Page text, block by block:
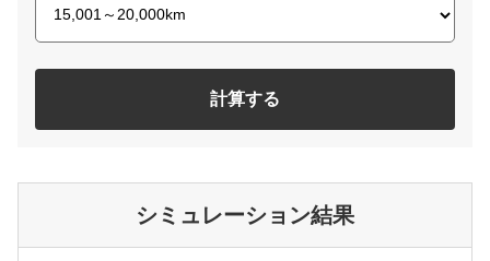
計算する
シミュレーション結果